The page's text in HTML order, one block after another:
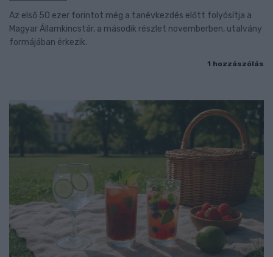
Az első 50 ezer forintot még a tanévkezdés előtt folyósítja a
Magyar Államkincstár, a második részlet novemberben, utalvány
formájában érkezik.
1 hozzászólás